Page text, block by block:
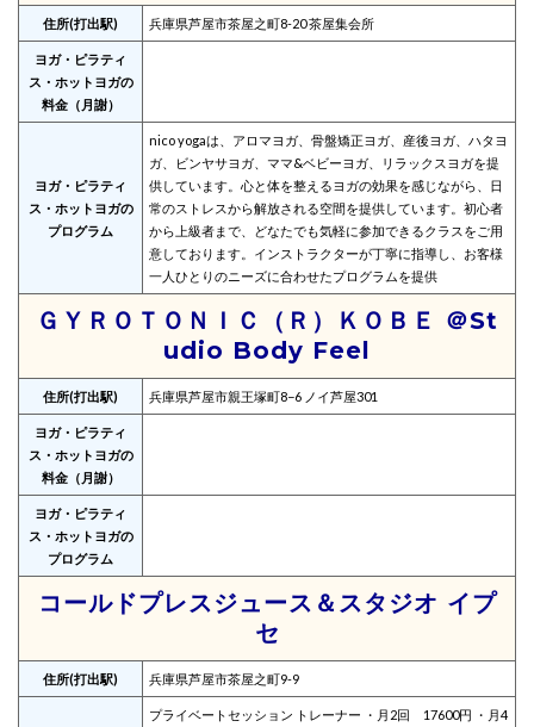
住所(打出駅) 兵庫県芦屋市茶屋之町8-20 茶屋集会所
ヨガ・ピラティ
ス・ホットヨガの
料金（月謝）
ヨガ・ピラティ
ス・ホットヨガの
プログラム
nico yogaは、アロマヨガ、骨盤矯正ヨガ、産後ヨガ、ハタヨ
ガ、ビンヤサヨガ、ママ&ベビーヨガ、リラックスヨガを提
供しています。心と体を整えるヨガの効果を感じながら、日
常のストレスから解放される空間を提供しています。初心者
から上級者まで、どなたでも気軽に参加できるクラスをご用
意しております。インストラクターが丁寧に指導し、お客様
一人ひとりのニーズに合わせたプログラムを提供
ＧＹＲＯＴＯＮＩＣ（Ｒ）ＫＯＢＥ ＠St
udio Body Feel
住所(打出駅) 兵庫県芦屋市親王塚町8−6 ノイ芦屋301
ヨガ・ピラティ
ス・ホットヨガの
料金（月謝）
ヨガ・ピラティ
ス・ホットヨガの
プログラム
コールドプレスジュース＆スタジオ イプ
セ
住所(打出駅) 兵庫県芦屋市茶屋之町9-9
プライベートセッション トレーナー ・月2回 17600円 ・月4